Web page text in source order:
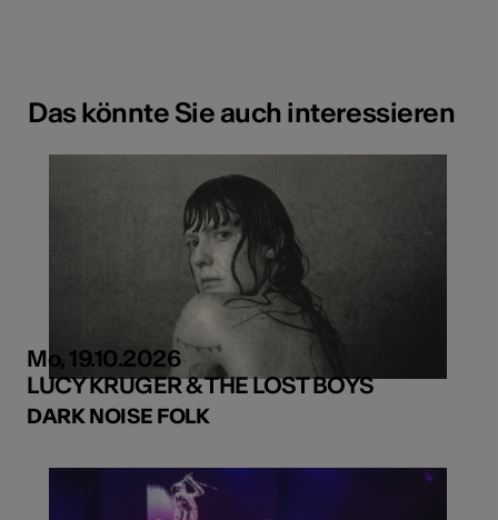
Das könnte Sie auch interessieren
Mo, 19.10.2026
LUCY KRUGER & THE LOST BOYS
DARK NOISE FOLK